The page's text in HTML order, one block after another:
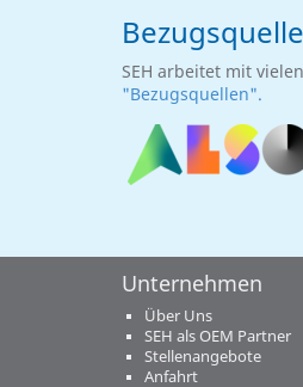
SEH arbeitet mit
"Bezugsquellen".
Unternehmen
Über Uns
SEH als OEM Partner
Stellenangebote
Anfahrt